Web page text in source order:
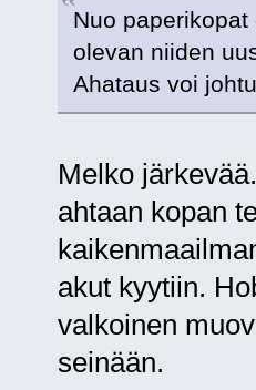
Nuo
olevan niiden
Ahataus voi
Melko
ahtaan kopan
akut kyytiin.
valkoinen
seinään.